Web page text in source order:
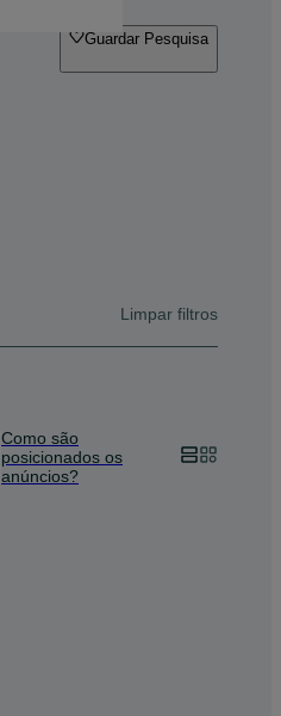
Guardar Pesquisa
Limpar filtros
Como são
posicionados os
anúncios?